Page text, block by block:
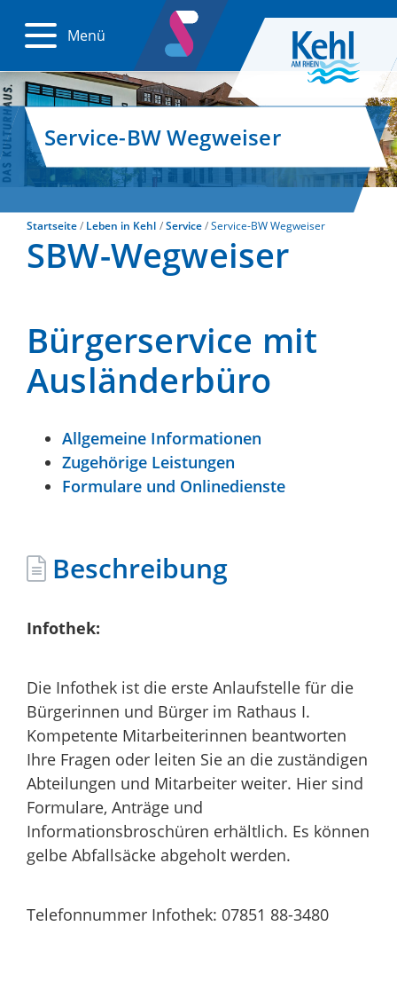
Menü
Service-BW Wegweiser
Startseite Leben in Kehl Service Service-BW Wegweiser
SBW-Wegweiser
Bürgerservice mit
Ausländerbüro
Allgemeine Informationen
Zugehörige Leistungen
Formulare und Onlinedienste
Beschreibung
Infothek:
Die Infothek ist die erste Anlaufstelle für die
Bürgerinnen und Bürger im Rathaus I.
Kompetente Mitarbeiterinnen beantworten
Ihre Fragen oder leiten Sie an die zuständigen
Abteilungen und Mitarbeiter weiter. Hier sind
Formulare, Anträge und
Informationsbroschüren erhältlich. Es können
gelbe Abfallsäcke abgeholt werden.
Telefonnummer Infothek: 07851 88-3480